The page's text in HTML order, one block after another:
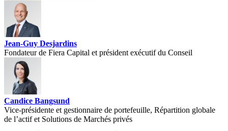
Jean-Guy Desjardins
Fondateur de Fiera Capital et président exécutif du Conseil
Candice Bangsund
Vice-présidente et gestionnaire de portefeuille, Répartition globale
de l’actif et Solutions de Marchés privés